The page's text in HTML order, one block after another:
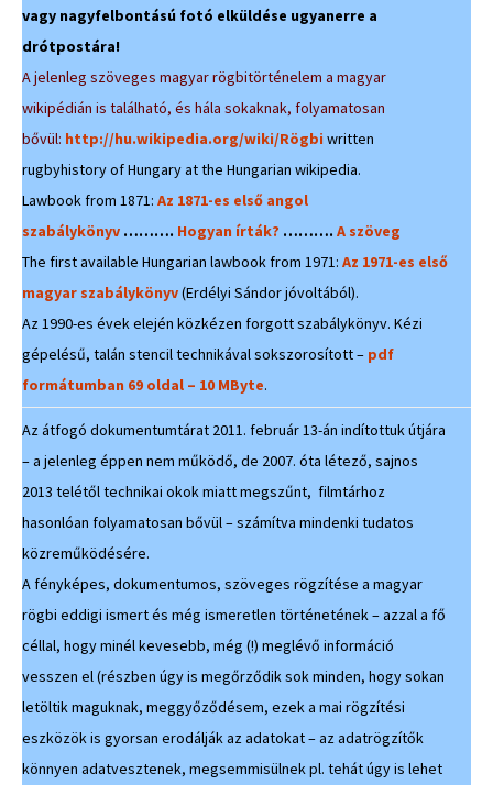
vagy nagyfelbontású fotó elküldése ugyanerre a
drótpostára!
A jelenleg szöveges magyar rögbitörténelem a magyar
wikipédián is található, és hála sokaknak, folyamatosan
bővül: http://hu.wikipedia.org/wiki/Rögbiwritten
rugbyhistory of Hungary at the Hungarian wikipedia.
Lawbook from 1871: Az 1871-es első angol
szabálykönyv ………. Hogyan írták? ………. A szöveg
The first available Hungarian lawbook from 1971: Az 1971-es első
magyar szabálykönyv(Erdélyi Sándor jóvoltából).
Az 1990-es évek elején közkézen forgott szabálykönyv. Kézi
gépelésű, talán stencil technikával sokszorosított – pdf
formátumban 69 oldal – 10 MByte.
Az átfogó dokumentumtárat 2011. február 13-án indítottuk útjára
– a jelenleg éppen nem működő, de 2007. óta létező, sajnos
2013 telétől technikai okok miatt megszűnt, filmtárhoz
hasonlóan folyamatosan bővül – számítva mindenki tudatos
közreműködésére.
A fényképes, dokumentumos, szöveges rögzítése a magyar
rögbi eddigi ismert és még ismeretlen történetének – azzal a fő
céllal, hogy minél kevesebb, még (!) meglévő információ
vesszen el (részben úgy is megőrződik sok minden, hogy sokan
letöltik maguknak, meggyőződésem, ezek a mai rögzítési
eszközök is gyorsan erodálják az adatokat – az adatrögzítők
könnyen adatvesztenek, megsemmisülnek pl. tehát úgy is lehet